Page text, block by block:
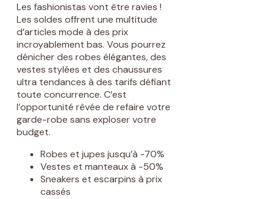
Les fashionistas vont être ravies !
Les soldes offrent une multitude
d’articles mode à des prix
incroyablement bas. Vous pourrez
dénicher des robes élégantes, des
vestes stylées et des chaussures
ultra tendances à des tarifs défiant
toute concurrence. C’est
l’opportunité rêvée de refaire votre
garde-robe sans exploser votre
budget.
Robes et jupes jusqu’à -70%
Vestes et manteaux à -50%
Sneakers et escarpins à prix
cassés